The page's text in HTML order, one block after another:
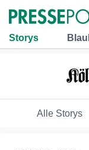
Storys
Alle Storys